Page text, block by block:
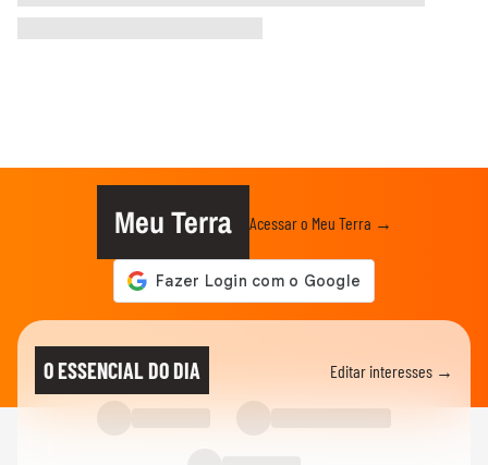
Meu Terra Acessar o Meu Terra →
O ESSENCIAL DO DIA Editar interesses →